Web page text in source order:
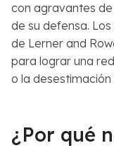
con agravantes
de su defensa.
de Lerner and
para lograr una
o la
¿Por qué